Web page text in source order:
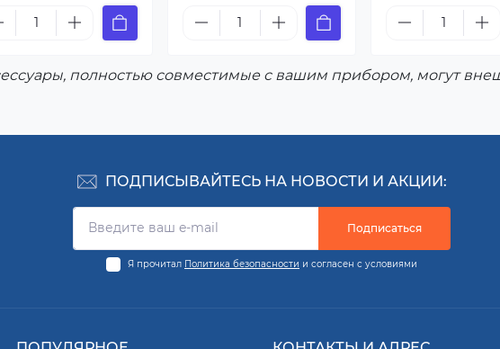
полностью совместимые с вашим прибором, могут
ПОДПИСЫВАЙТЕСЬ НА НОВОСТИ И АКЦИИ:
Подписаться
Я прочитал Политика безопасности и согласен с условиями